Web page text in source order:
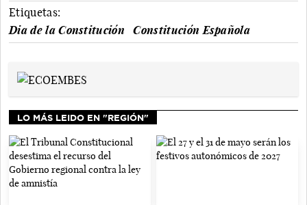
Etiquetas:
Dia de la Constitución
Constitución Española
LO MÁS LEIDO EN "REGIÓN"